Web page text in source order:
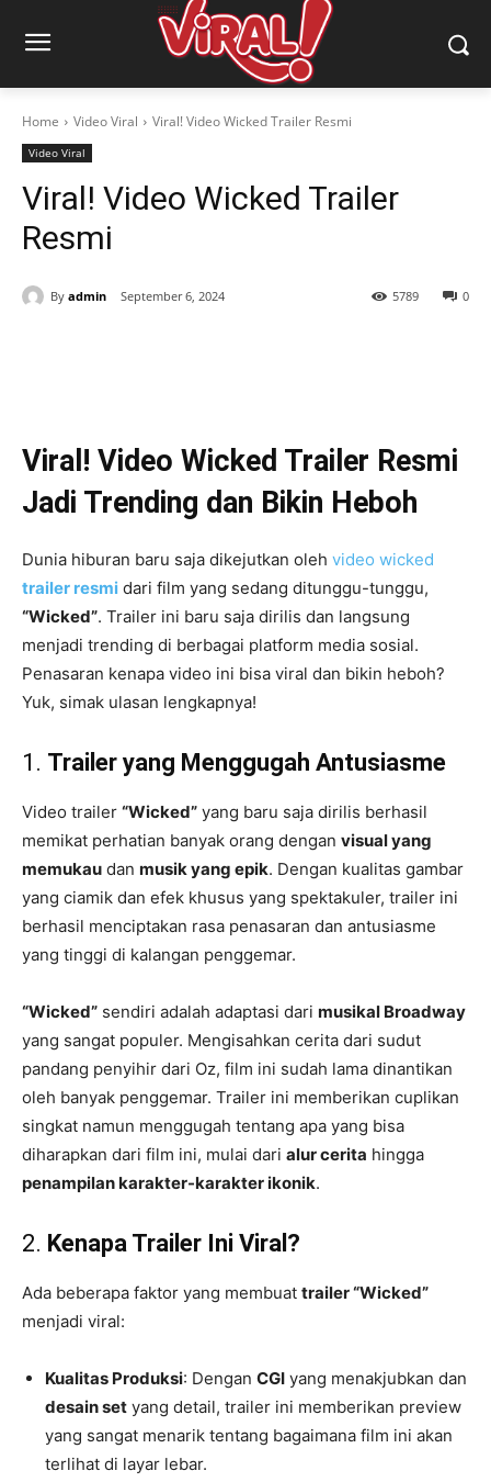
Home Video Viral Viral! Video Wicked Trailer Resmi
Video Viral
Viral! Video Wicked Trailer
Resmi
By admin September 6, 2024 0
5789
Viral! Video Wicked Trailer Resmi
Jadi Trending dan Bikin Heboh
Dunia hiburan baru saja dikejutkan oleh video wicked
trailer resmi dari film yang sedang ditunggu-tunggu,
“Wicked”. Trailer ini baru saja dirilis dan langsung
menjadi trending di berbagai platform media sosial.
Penasaran kenapa video ini bisa viral dan bikin heboh?
Yuk, simak ulasan lengkapnya!
1. Trailer yang Menggugah Antusiasme
Video trailer “Wicked” yang baru saja dirilis berhasil
memikat perhatian banyak orang dengan visual yang
memukau dan musik yang epik. Dengan kualitas gambar
yang ciamik dan efek khusus yang spektakuler, trailer ini
berhasil menciptakan rasa penasaran dan antusiasme
yang tinggi di kalangan penggemar.
“Wicked” sendiri adalah adaptasi dari musikal Broadway
yang sangat populer. Mengisahkan cerita dari sudut
pandang penyihir dari Oz, film ini sudah lama dinantikan
oleh banyak penggemar. Trailer ini memberikan cuplikan
singkat namun menggugah tentang apa yang bisa
diharapkan dari film ini, mulai dari alur cerita hingga
penampilan karakter-karakter ikonik.
2. Kenapa Trailer Ini Viral?
Ada beberapa faktor yang membuat trailer “Wicked”
menjadi viral:
Kualitas Produksi: Dengan CGI yang menakjubkan dan
desain set yang detail, trailer ini memberikan preview
yang sangat menarik tentang bagaimana film ini akan
terlihat di layar lebar.